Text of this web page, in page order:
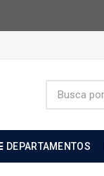
DEPARTAMENTOS